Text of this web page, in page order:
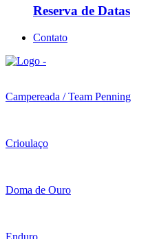
Reserva de Datas
Contato
Campereada / Team Penning
Crioulaço
Doma de Ouro
Enduro